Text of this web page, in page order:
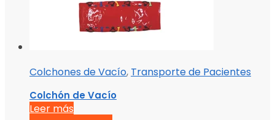
Colchones de Vacío, Transporte de Pacientes
Colchón de Vacío
Leer más